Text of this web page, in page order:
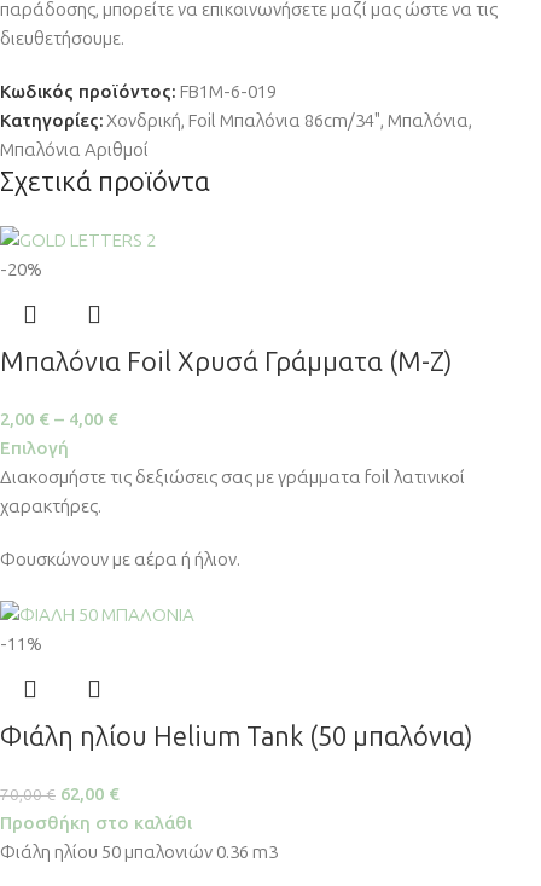
παράδοσης, μπορείτε να επικοινωνήσετε μαζί μας ώστε να τις
διευθετήσουμε.
Κωδικός προϊόντος: FB1M-6-019
Κατηγορίες:Χονδρική, Foil Μπαλόνια 86cm/34", Μπαλόνια,
Μπαλόνια Αριθμοί
Σχετικά προϊόντα
-20%
Μπαλόνια Foil Χρυσά Γράμματα (M-Z)
2,00 € – 4,00 €
Επιλογή
Διακοσμήστε τις δεξιώσεις σας με γράμματα foil λατινικοί
χαρακτήρες.
Φουσκώνουν με αέρα ή ήλιον.
-11%
Φιάλη ηλίου Helium Tank (50 μπαλόνια)
70,00€ 62,00 €
Προσθήκη στο καλάθι
Φιάλη ηλίου 50 μπαλονιών 0.36 m3